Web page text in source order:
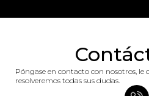
Póngase en contacto con nosotros, le
resolveremos todas sus dudas.